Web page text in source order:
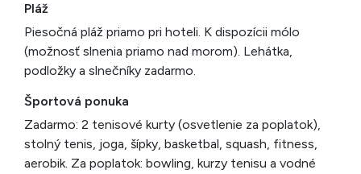
Pláž
Piesočná pláž priamo pri hoteli. K dispozícii mólo
(možnosť slnenia priamo nad morom). Lehátka,
podložky a slnečníky zadarmo.
Športová ponuka
Zadarmo: 2 tenisové kurty (osvetlenie za poplatok),
stolný tenis, joga, šípky, basketbal, squash, fitness,
aerobik. Za poplatok: bowling, kurzy tenisu a vodné